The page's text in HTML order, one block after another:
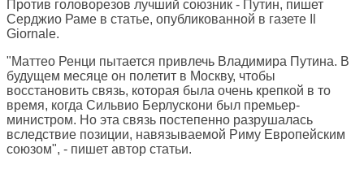
Против головорезов лучший союзник - Путин, пишет
Серджио Раме в статье, опубликованной в газете
Giornale.
"Маттео Ренци пытается привлечь Владимира Путина. В
будущем месяце он полетит в Москву, чтобы
восстановить связь, которая была очень крепкой в то
время, когда Сильвио Берлускони был премьер-
министром. Но эта связь постепенно разрушалась
вследствие позиции, навязываемой Риму Европейским
союзом", - пишет автор статьи.